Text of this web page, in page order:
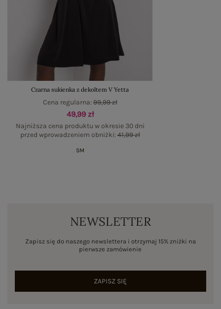
Czarna sukienka z dekoltem V Yetta
49,99 zł
Najniższa cena produktu w okresie 30 dni
przed wprowadzeniem obniżki:41,99 zł
Cena regularna:99,99 zł
SM
NEWSLETTER
Zapisz się do naszego newslettera i otrzymaj 15% zniżki na
pierwsze zamówienie
ZAPISZ SIĘ